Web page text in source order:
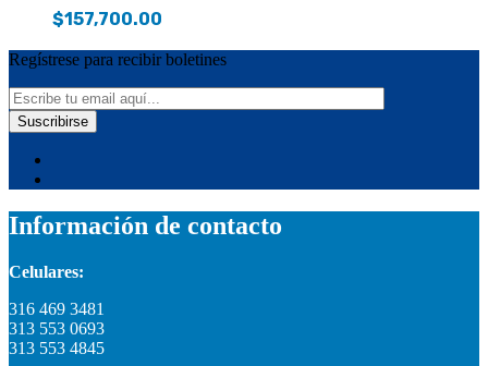
$157,700.00
Regístrese para recibir boletines
Información de contacto
Celulares:
316 469 3481
313 553 0693
313 553 4845